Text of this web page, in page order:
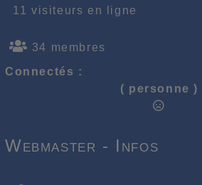
11 visiteurs en ligne
34 membres
Connectés :
( personne )
Webmaster - Infos